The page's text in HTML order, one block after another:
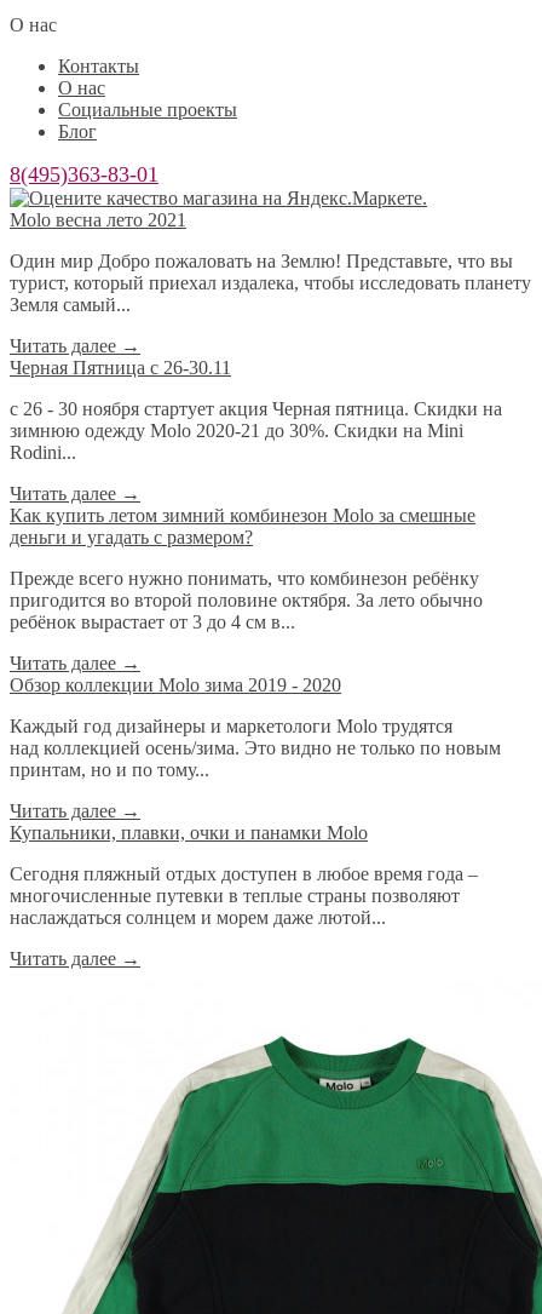
О нас
Контакты
О нас
Социальные проекты
Блог
8(495)363-83-01
Molo весна лето 2021
Один мир Добро пожаловать на Землю! Представьте, что вы
турист, который приехал издалека, чтобы исследовать планету
Земля самый...
Читать далее →
Черная Пятница с 26-30.11
с 26 - 30 ноября стартует акция Черная пятница. Скидки на
зимнюю одежду Molo 2020-21 до 30%. Скидки на Mini
Rodini...
Читать далее →
​Как купить летом зимний комбинезон Molo за смешные
деньги и угадать с размером?
Прежде всего нужно понимать, что комбинезон ребёнку
пригодится во второй половине октября. За лето обычно
ребёнок вырастает от 3 до 4 см в...
Читать далее →
Обзор коллекции Molo зима 2019 - 2020
Каждый год дизайнеры и маркетологи Molo трудятся
над коллекцией осень/зима. Это видно не только по новым
принтам, но и по тому...
Читать далее →
Купальники, плавки, очки и панамки Molo
Сегодня пляжный отдых доступен в любое время года –
многочисленные путевки в теплые страны позволяют
наслаждаться солнцем и морем даже лютой...
Читать далее →